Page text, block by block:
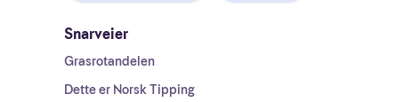
Snarveier
Grasrotandelen
Dette er Norsk Tipping